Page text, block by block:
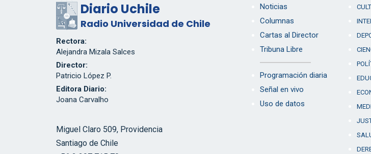
Diario Uchile
Radio Universidad de Chile
Rectora:
Alejandra Mizala Salces
Director:
Patricio López P.
Editora Diario:
Joana Carvalho
Miguel Claro 509, Providencia
Santiago de Chile
Noticias
Columnas
Cartas al Director
Tribuna Libre
Programación diaria
Señal en vivo
Uso de datos